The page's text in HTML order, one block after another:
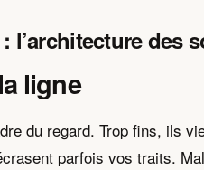
l’architecture des
ligne
du regard. Trop fins, ils
parfois vos traits.